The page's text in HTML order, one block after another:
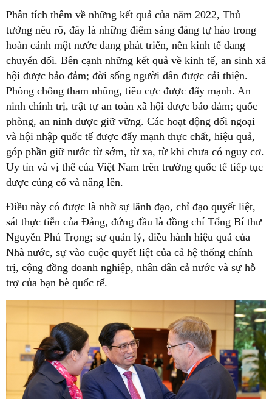
Phân tích thêm về những kết quả của năm 2022, Thủ
tướng nêu rõ, đây là những điểm sáng đáng tự hào trong
hoàn cảnh một nước đang phát triển, nền kinh tế đang
chuyển đổi. Bên cạnh những kết quả về kinh tế, an sinh xã
hội được bảo đảm; đời sống người dân được cải thiện.
Phòng chống tham nhũng, tiêu cực được đẩy mạnh. An
ninh chính trị, trật tự an toàn xã hội được bảo đảm; quốc
phòng, an ninh được giữ vững. Các hoạt động đối ngoại
và hội nhập quốc tế được đẩy mạnh thực chất, hiệu quả,
góp phần giữ nước từ sớm, từ xa, từ khi chưa có nguy cơ.
Uy tín và vị thế của Việt Nam trên trường quốc tế tiếp tục
được củng cố và nâng lên.
Điều này có được là nhờ sự lãnh đạo, chỉ đạo quyết liệt,
sát thực tiễn của Đảng, đứng đầu là đồng chí Tổng Bí thư
Nguyễn Phú Trọng; sự quản lý, điều hành hiệu quả của
Nhà nước, sự vào cuộc quyết liệt của cả hệ thống chính
trị, cộng đồng doanh nghiệp, nhân dân cả nước và sự hỗ
trợ của bạn bè quốc tế.